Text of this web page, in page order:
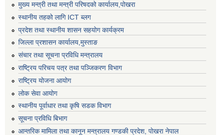
मुख्य मन्त्री तथा मन्त्री परिषदको कार्यालय,पोखरा
स्थानीय तहको लागि ICT ब्लग
प्रदेश तथा स्थानीय शासन सहयोग कार्यक्रम
जिल्ला प्रशासन कार्यालय,मुस्ताङ
संचार तथा सूचना प्रविधि मन्त्रालय
राष्ट्रिय परिचय पत्र तथा पञ्जिकरण विभाग
राष्ट्रिय योजना आयोग
लोक सेवा आयोग
स्थानीय पूर्वाधार तथा कृषि सडक विभाग
सूचना प्रविधि बिभाग
आन्तरिक मामिला तथा कानून मन्त्रालय गण्डकी प्रदेश, पाेखरा नेपाल